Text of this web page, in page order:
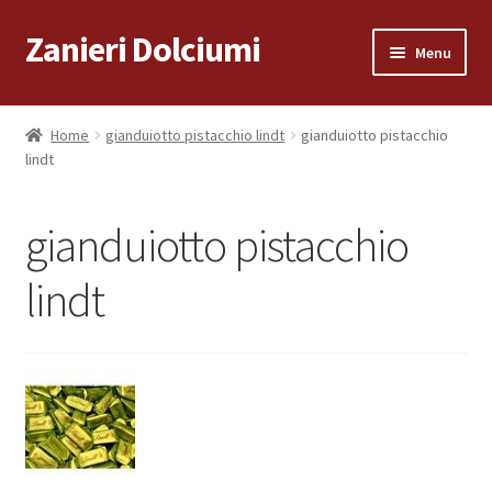
Vai
alla
Vai
al
Zanieri Dolciumi Menu
Home
Carrello
Condizioni di vendita
Consegna a Domicilio
Dove siamo
Home gianduiotto pistacchio lindt
gianduiotto pistacchio
lindt
gianduiotto pistacchio
lindt